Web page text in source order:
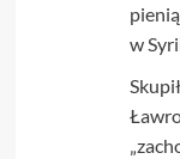
w